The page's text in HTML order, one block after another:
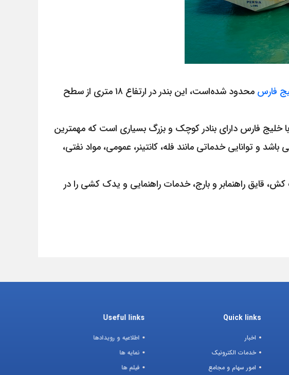
فارس
محدود شده‌است، این بندر در ارتفاع ۱۸ متری از سطح
و ۱۶۷ کیلومتر مربع و دارا بودن ۹۳۷ کیلومتر نوار ساحلی با خلیج فارس دارای بنادر کوچک و بزرگ بسیاری است که مهمترین
تجاری، بندر بوشهر است که دارای پذیرش ۸ میلیون تن کالا می باشد و توانایی خدماتی مانند فله، کانتینر، عمومی، مواد نفتی،
داشتن 17 نفر راهنما و 10 فروند شناور اعم از یدک کش، قایق راهنمابر و بارج، خدمات راهنمایی و یدک کشی را در
Quick links
اخبار
خدمات الکترونیک
امور سهام و مجامع
Useful links
اطلاعیه و رویدادها
نمایه ها
فیلم ها